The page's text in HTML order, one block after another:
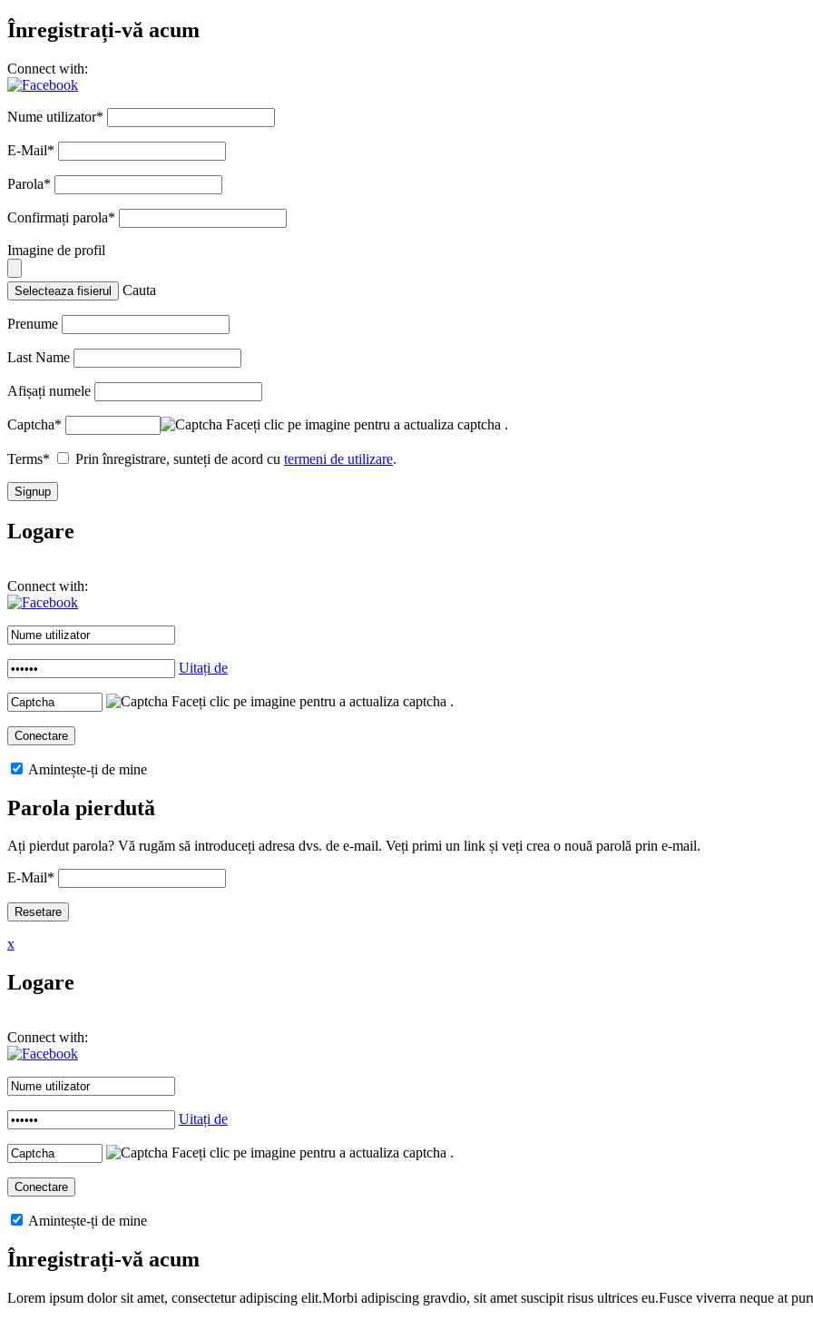
Înregistrați-vă acum
Connect with:
Nume utilizator*
E-Mail*
Parola*
Confirmați parola*
Imagine de profil
Selecteaza fisierul Cauta
Prenume
Last Name
Afișați numele
Captcha* Faceți clic pe imagine pentru a actualiza captcha .
Terms* Prin înregistrare, sunteți de acord cu termeni de utilizare.
Logare
Connect with:
Uitați de
Faceți clic pe imagine pentru a actualiza captcha .
Amintește-ți de mine
Parola pierdută
Ați pierdut parola? Vă rugăm să introduceți adresa dvs. de e-mail. Veți primi un link și veți crea o nouă parolă prin e-mail.
E-Mail*
x
Logare
Connect with:
Uitați de
Faceți clic pe imagine pentru a actualiza captcha .
Amintește-ți de mine
Înregistrați-vă acum
Lorem ipsum dolor sit amet, consectetur adipiscing elit.Morbi adipiscing gravdio, sit amet suscipit risus ultrices eu.Fusce viverra neque at